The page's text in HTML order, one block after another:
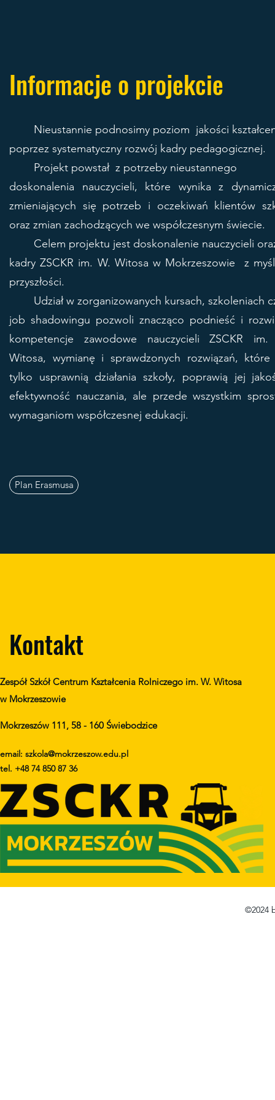
Informacje o projekcie
Nieustannie podnosimy poziom jakości
poprzez systematyczny rozwój kadry pedagogicznej.
Projekt powstał z potrzeby nieustannego
doskonalenia nauczycieli, które wynika z
zmieniających się potrzeb i oczekiwań klientów
oraz zmian zachodzących we współczesnym świecie.
Celem projektu jest doskonalenie nauczycieli
kadry ZSCKR im. W. Witosa w Mokrzeszowie z
przyszłości.
Udział w zorganizowanych kursach, szkoleniach
job shadowingu pozwoli znacząco podnieść i
kompetencje zawodowe nauczycieli ZSCKR
Witosa, wymianę i sprawdzonych rozwiązań,
tylko usprawnią działania szkoły, poprawią jej
efektywność nauczania, ale przede wszystkim
wymaganiom współczesnej edukacji.
Plan Erasmusa
Kontakt
Zespół Szkół Centrum Kształcenia Rolniczego im. W. Witosa
w Mokrzeszowie
Mokrzeszów 111, 58 - 160 Świebodzice
email: szkola@mokrzeszow.edu.pl
tel. +48 74 850 87 36
©2024